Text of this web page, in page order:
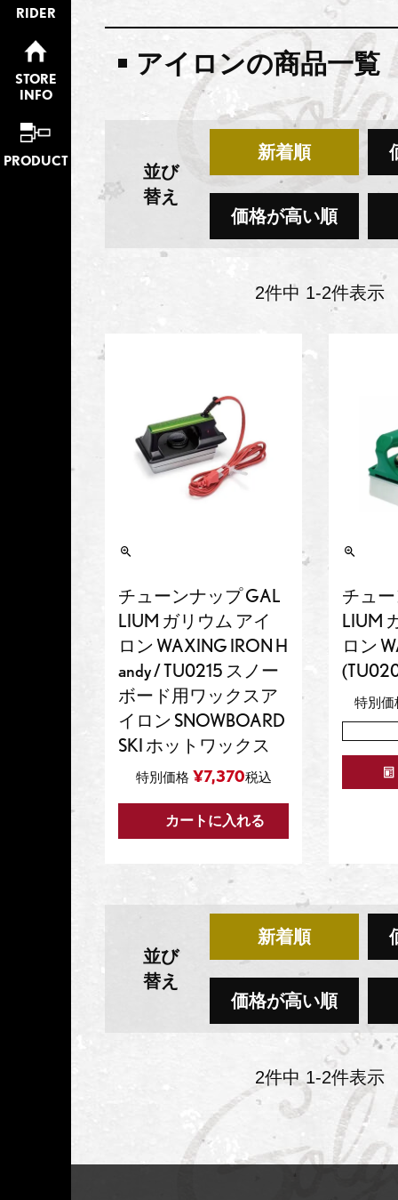
RIDER
STORE
INFO
PRODUCT
アイロンの商品一覧
並び
替え
新着順
価格が高い順
2件中 1-2件表示
チューンナップ GAL
LIUM ガリウム アイ
ロン WAXING IRON H
andy / TU0215 スノー
ボード用ワックスア
イロン SNOWBOARD
SKI ホットワックス
特別価格 ¥7,370税込
カートに入れる
チュ
LIUM
ロン
特別価
並び
替え
新着順
価格が高い順
2件中 1-2件表示